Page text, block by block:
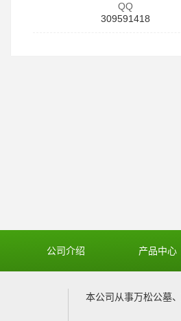
QQ
309591418
公司介绍 产品中心
本公司从事万松公墓、